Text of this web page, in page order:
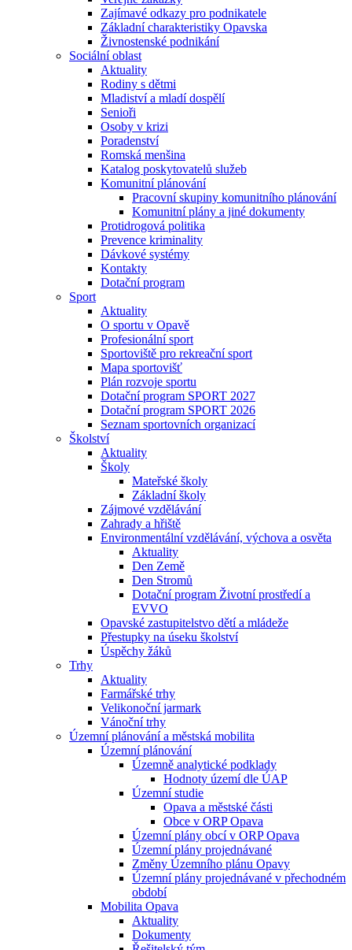
Zajímavé odkazy pro podnikatele
Základní charakteristiky Opavska
Živnostenské podnikání
Sociální oblast
Aktuality
Rodiny s dětmi
Mladiství a mladí dospělí
Senioři
Osoby v krizi
Poradenství
Romská menšina
Katalog poskytovatelů služeb
Komunitní plánování
Pracovní skupiny komunitního plánování
Komunitní plány a jiné dokumenty
Protidrogová politika
Prevence kriminality
Dávkové systémy
Kontakty
Dotační program
Sport
Aktuality
O sportu v Opavě
Profesionální sport
Sportoviště pro rekreační sport
Mapa sportovišť
Plán rozvoje sportu
Dotační program SPORT 2027
Dotační program SPORT 2026
Seznam sportovních organizací
Školství
Aktuality
Školy
Mateřské školy
Základní školy
Zájmové vzdělávání
Zahrady a hřiště
Environmentální vzdělávání, výchova a osvěta
Aktuality
Den Země
Den Stromů
Dotační program Životní prostředí a
EVVO
Opavské zastupitelstvo dětí a mládeže
Přestupky na úseku školství
Úspěchy žáků
Trhy
Aktuality
Farmářské trhy
Velikonoční jarmark
Vánoční trhy
Územní plánování a městská mobilita
Územní plánování
Územně analytické podklady
Hodnoty území dle ÚAP
Územní studie
Opava a městské části
Obce v ORP Opava
Územní plány obcí v ORP Opava
Územní plány projednávané
Změny Územního plánu Opavy
Územní plány projednávané v přechodném
období
Mobilita Opava
Aktuality
Dokumenty